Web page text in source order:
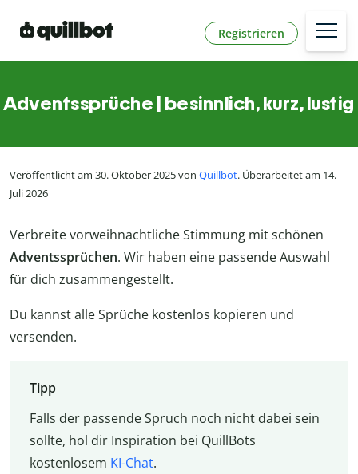
Registrieren
Adventssprüche | besinnlich, kurz, lustig
Veröffentlicht am 30. Oktober 2025 von Quillbot. Überarbeitet am 14.
Juli 2026
Verbreite vorweihnachtliche Stimmung mit schönen
Adventssprüchen. Wir haben eine passende Auswahl
für dich zusammengestellt.
Du kannst alle Sprüche kostenlos kopieren und
versenden.
Tipp
Falls der passende Spruch noch nicht dabei sein
sollte, hol dir Inspiration bei QuillBots
kostenlosem KI-Chat.